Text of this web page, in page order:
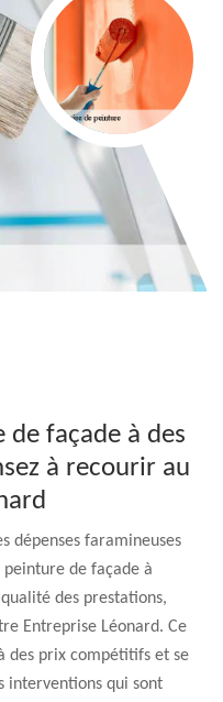
façade à des
à recourir au
dépenses faramineuses
peinture de façade à
des prestations,
Entreprise Léonard. Ce
des prix compétitifs et se
interventions qui sont